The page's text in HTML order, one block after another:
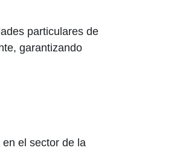
particulares de
garantizando
el sector de la